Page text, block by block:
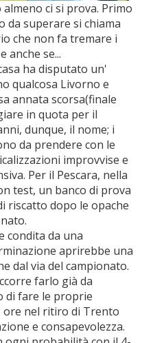
ci si prova. Primo
da superare si chiama
che non fa tremare i
anche se...
ha disputato un'
qualcosa Livorno e
annata scorsa(finale
in quota per il
dunque, il nome; i
da prendere con le
improvvise e
Per il Pescara, nella
test, un banco di prova
riscatto dopo le opache
condita da una
aprirebbe una
dal via del campionato.
farlo già da
di fare le proprie
ore nel ritiro di Trento
e consapevolezza.